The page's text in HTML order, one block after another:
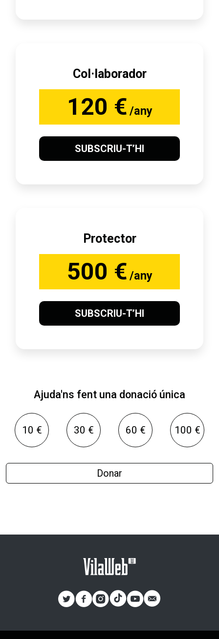
Col·laborador
120 € /any
SUBSCRIU-T’HI
Protector
500 € /any
SUBSCRIU-T’HI
Ajuda'ns fent una donació única
10 € 30 € 60 € 100 €
Donar